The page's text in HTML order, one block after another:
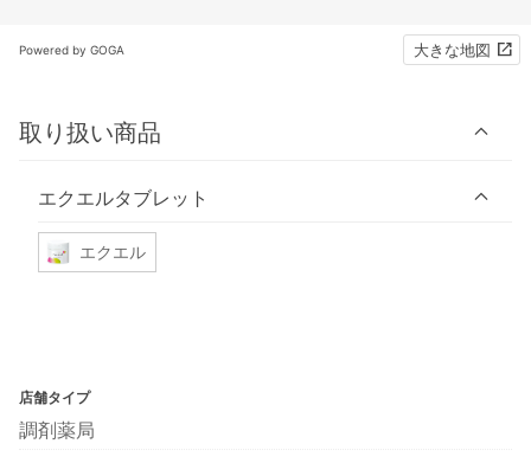
Powered by GOGA 大きな地図
取り扱い商品
エクエルタブレット
エクエル
店舗タイプ
調剤薬局